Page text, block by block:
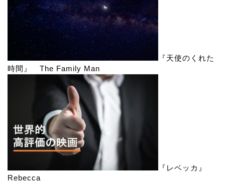
『天使のくれた
時間』 The Family Man
『レベッカ』
Rebecca